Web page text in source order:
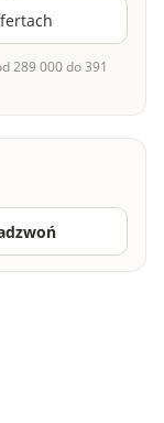
289 000 do 391